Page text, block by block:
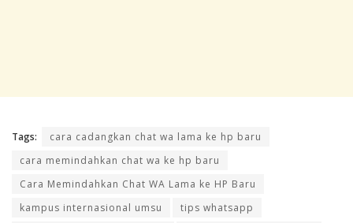
Tags:
cara cadangkan chat wa lama ke hp baru
cara memindahkan chat wa ke hp baru
Cara Memindahkan Chat WA Lama ke HP Baru
kampus internasional umsu
tips whatsapp